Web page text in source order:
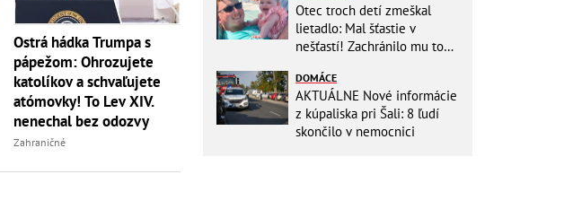
Ostrá hádka Trumpa s
pápežom: Ohrozujete
katolíkov a schvaľujete
atómovky! To Lev XIV.
nenechal bez odozvy
Zahraničné
Otec troch detí zmeškal
lietadlo: Mal šťastie v
nešťastí! Zachránilo mu to
DOMÁCE
AKTUÁLNE Nové informácie
z kúpaliska pri Šali: 8 ľudí
skončilo v nemocnici